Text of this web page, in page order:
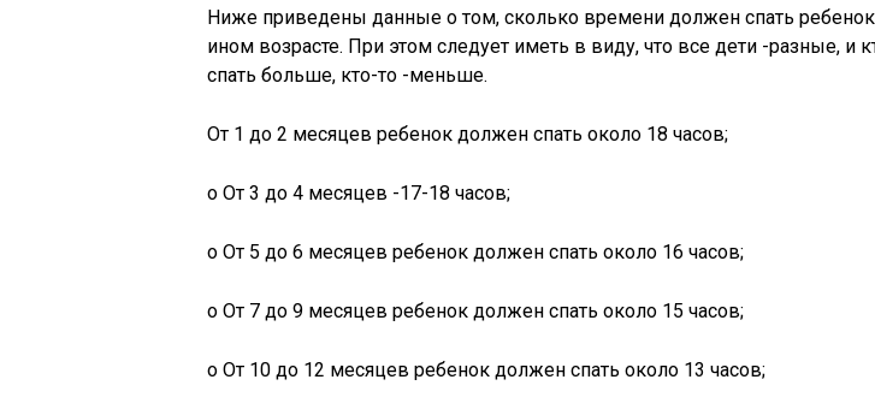
Ниже приведены данные о том, сколько времени должен спать
ином возрасте. При этом следует иметь в виду, что все дети -разные, и
спать больше, кто-то -меньше.
От 1 до 2 месяцев ребенок должен спать около 18 часов;
o От 3 до 4 месяцев -17-18 часов;
o От 5 до 6 месяцев ребенок должен спать около 16 часов;
o От 7 до 9 месяцев ребенок должен спать около 15 часов;
o От 10 до 12 месяцев ребенок должен спать около 13 часов;